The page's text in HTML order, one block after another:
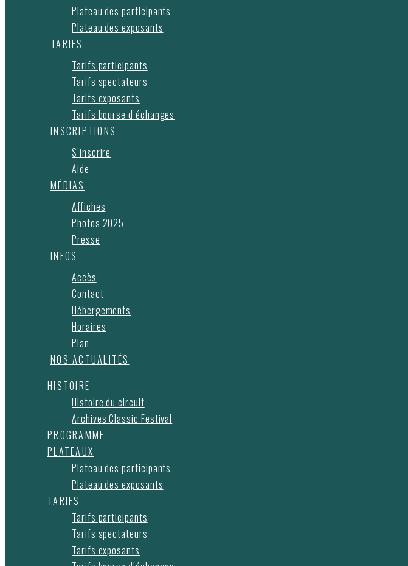
Plateau des participants
Plateau des exposants
TARIFS
Tarifs participants
Tarifs spectateurs
Tarifs exposants
Tarifs bourse d’échanges
INSCRIPTIONS
S’inscrire
Aide
MÉDIAS
Affiches
Photos 2025
Presse
INFOS
Accès
Contact
Hébergements
Horaires
Plan
NOS ACTUALITÉS
HISTOIRE
Histoire du circuit
Archives Classic Festival
PROGRAMME
PLATEAUX
Plateau des participants
Plateau des exposants
TARIFS
Tarifs participants
Tarifs spectateurs
Tarifs exposants